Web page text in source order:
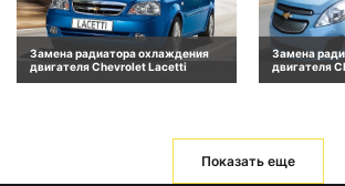
Замена радиатора охлаждения
двигателя Chevrolet Lacetti
Замена
двигателя
Показать еще